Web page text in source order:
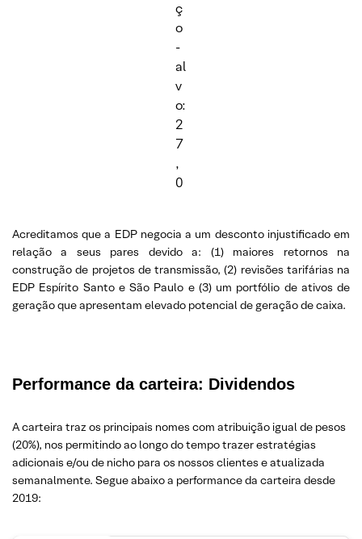
ç
o
-
al
v
o:
2
7
,
0
Acreditamos que a EDP negocia a um desconto injustificado em
relação a seus pares devido a: (1) maiores retornos na
construção de projetos de transmissão, (2) revisões tarifárias na
EDP Espírito Santo e São Paulo e (3) um portfólio de ativos de
geração que apresentam elevado potencial de geração de caixa.
Performance da carteira: Dividendos
A carteira traz os principais nomes com atribuição igual de pesos
(20%), nos permitindo ao longo do tempo trazer estratégias
adicionais e/ou de nicho para os nossos clientes e atualizada
semanalmente. Segue abaixo a performance da carteira desde
2019: